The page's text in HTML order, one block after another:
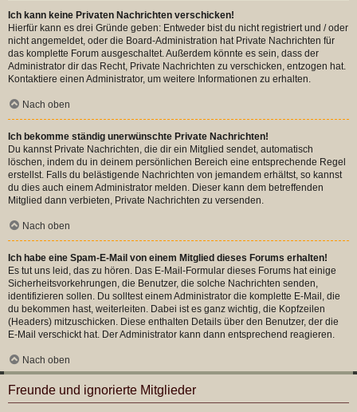
Ich kann keine Privaten Nachrichten verschicken!
Hierfür kann es drei Gründe geben: Entweder bist du nicht registriert und / oder
nicht angemeldet, oder die Board-Administration hat Private Nachrichten für
das komplette Forum ausgeschaltet. Außerdem könnte es sein, dass der
Administrator dir das Recht, Private Nachrichten zu verschicken, entzogen hat.
Kontaktiere einen Administrator, um weitere Informationen zu erhalten.
Nach oben
Ich bekomme ständig unerwünschte Private Nachrichten!
Du kannst Private Nachrichten, die dir ein Mitglied sendet, automatisch
löschen, indem du in deinem persönlichen Bereich eine entsprechende Regel
erstellst. Falls du belästigende Nachrichten von jemandem erhältst, so kannst
du dies auch einem Administrator melden. Dieser kann dem betreffenden
Mitglied dann verbieten, Private Nachrichten zu versenden.
Nach oben
Ich habe eine Spam-E-Mail von einem Mitglied dieses Forums erhalten!
Es tut uns leid, das zu hören. Das E-Mail-Formular dieses Forums hat einige
Sicherheitsvorkehrungen, die Benutzer, die solche Nachrichten senden,
identifizieren sollen. Du solltest einem Administrator die komplette E-Mail, die
du bekommen hast, weiterleiten. Dabei ist es ganz wichtig, die Kopfzeilen
(Headers) mitzuschicken. Diese enthalten Details über den Benutzer, der die
E-Mail verschickt hat. Der Administrator kann dann entsprechend reagieren.
Nach oben
Freunde und ignorierte Mitglieder